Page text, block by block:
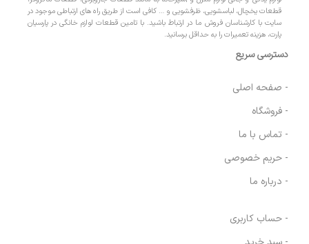
قطعات یخچال، لباسشویی، ظرفشویی و … کافی است از طریق راه های ارتباطی موجود در
سایت با کارشناسان فروش ما در ارتباط باشید. با تامین قطعات لوازم خانگی در پارسیان
پارت، هزینه تعمیرات را به حداقل برسانید.
دسترسی سریع
- صفحه اصلی
- فروشگاه
- تماس با ما
- حریم خصوصی
- درباره ما
- حساب کاربری